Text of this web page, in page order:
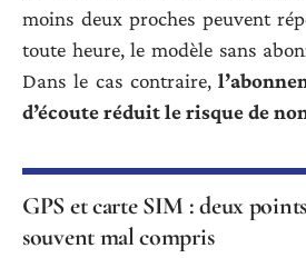
moins deux proches peuvent
toute heure, le modèle sans
Dans le cas contraire,
d’écoute réduit le risque de
GPS et carte SIM : deux
souvent mal compris